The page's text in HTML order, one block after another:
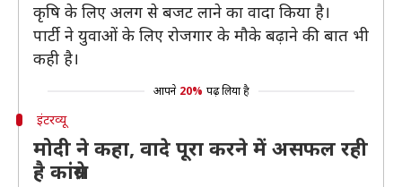
कृषि के लिए अलग से बजट लाने का वादा किया है।
पार्टी ने युवाओं के लिए रोजगार के मौके बढ़ाने की बात भी
कही है।
आपने 20% पढ़ लिया है
इंटरव्यू
मोदी ने कहा, वादे पूरा करने में असफल रही
है कांग्रेस